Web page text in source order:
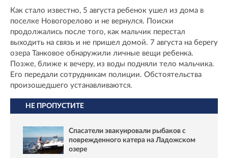
Как стало известно, 5 августа ребенок ушел из дома в
поселке Новогорелово и не вернулся. Поиски
продолжались после того, как мальчик перестал
выходить на связь и не пришел домой. 7 августа на берегу
озера Танковое обнаружили личные вещи ребенка.
Позже, ближе к вечеру, из воды подняли тело мальчика.
Его передали сотрудникам полиции. Обстоятельства
произошедшего устанавливаются.
НЕ ПРОПУСТИТЕ
Спасатели эвакуировали рыбаков с
поврежденного катера на Ладожском
озере